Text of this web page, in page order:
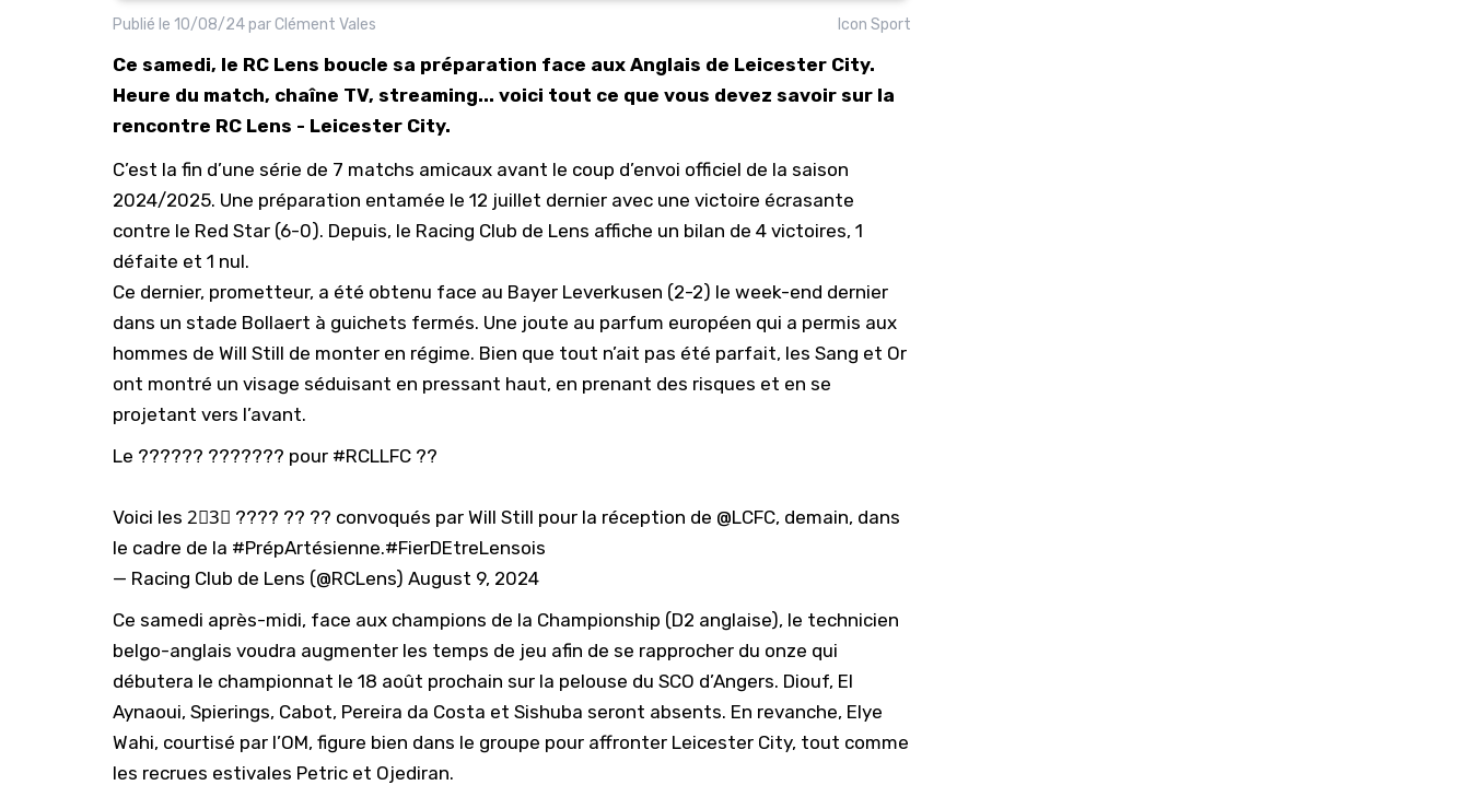
Publié le 10/08/24parClément Vales Icon Sport
Ce samedi, le RC Lens boucle sa préparation face aux Anglais de Leicester City.
Heure du match, chaîne TV, streaming... voici tout ce que vous devez savoir sur la
rencontre RC Lens - Leicester City.
C’est la fin d’une série de 7 matchs amicaux avant le coup d’envoi officiel de la saison
2024/2025. Une préparation entamée le 12 juillet dernier avec une victoire écrasante
contre le Red Star (6-0). Depuis, le Racing Club de Lens affiche un bilan de 4 victoires, 1
défaite et 1 nul.
Ce dernier, prometteur, a été obtenu face au Bayer Leverkusen (2-2) le week-end dernier
dans un stade Bollaert à guichets fermés. Une joute au parfum européen qui a permis aux
hommes de Will Still de monter en régime. Bien que tout n’ait pas été parfait, les Sang et Or
ont montré un visage séduisant en pressant haut, en prenant des risques et en se
projetant vers l’avant.
Le ?????? ??????? pour #RCLLFC ??
Voici les 2⃣3⃣ ???? ?? ?? convoqués par Will Still pour la réception de @LCFC, demain, dans
le cadre de la #PrépArtésienne.#FierDEtreLensois
— Racing Club de Lens (@RCLens) August 9, 2024
Ce samedi après-midi, face aux champions de la Championship (D2 anglaise), le technicien
belgo-anglais voudra augmenter les temps de jeu afin de se rapprocher du onze qui
débutera le championnat le 18 août prochain sur la pelouse du SCO d’Angers. Diouf, El
Aynaoui, Spierings, Cabot, Pereira da Costa et Sishuba seront absents. En revanche, Elye
Wahi, courtisé par l’OM, figure bien dans le groupe pour affronter Leicester City, tout comme
les recrues estivales Petric et Ojediran.